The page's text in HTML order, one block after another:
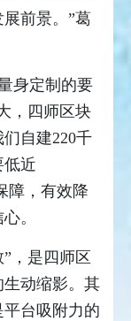
前景。”葛
身定制的要
，四师区块
自建220千
低近
障，有效降
。
，是四师区
动缩影。其
台吸附力的